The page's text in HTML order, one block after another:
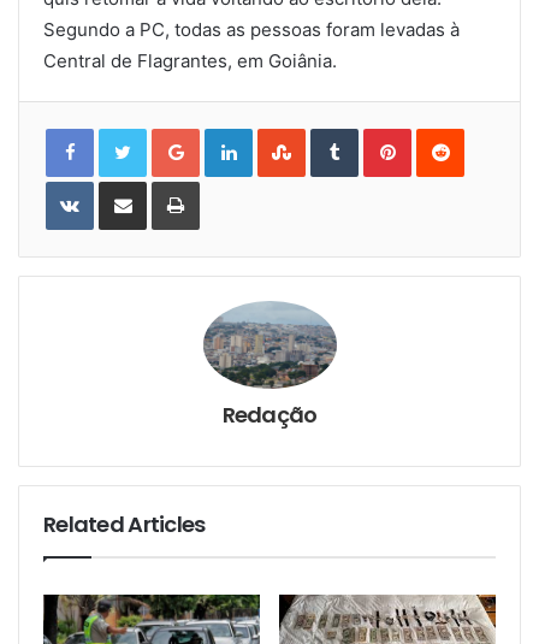
Segundo a PC, todas as pessoas foram levadas à
Central de Flagrantes, em Goiânia.
Google+LinkedInStumbleUpon
TumblrPinterestReddit
VKontakteShare
Email
Print
Redação
Related Articles